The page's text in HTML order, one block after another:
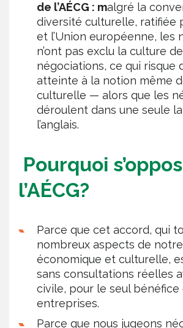
de l’AÉCG : malgré la
diversité culturelle, ratifiée
et l’Union européenne, les
n’ont pas exclu la culture
négociations, ce qui risque
atteinte à la notion même
culturelle — alors que les
déroulent dans une seule
l’anglais.
Pourquoi
l’AÉCG?
Parce que cet accord, qui
nombreux aspects de
économique et culturelle,
sans consultations réelles
civile, pour le seul bénéfice
entreprises.
Parce que nous jugeons